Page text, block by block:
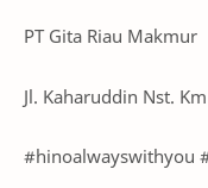
PT Gita Riau Makmur
Jl. Kaharuddin Nst.
#hinoalwayswithyou